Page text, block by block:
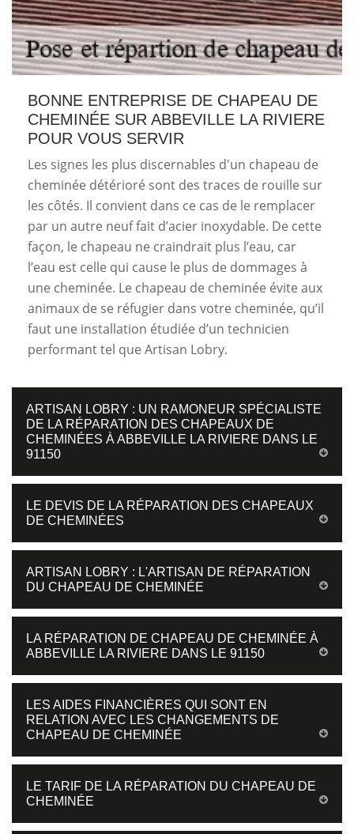
BONNE ENTREPRISE DE CHAPEAU DE
CHEMINÉE SUR ABBEVILLE LA RIVIERE
POUR VOUS SERVIR
Les signes les plus discernables d'un chapeau de
cheminée détérioré sont des traces de rouille sur
les côtés. Il convient dans ce cas de le remplacer
par un autre neuf fait d’acier inoxydable. De cette
façon, le chapeau ne craindrait plus l’eau, car
l’eau est celle qui cause le plus de dommages à
une cheminée. Le chapeau de cheminée évite aux
animaux de se réfugier dans votre cheminée, qu’il
faut une installation étudiée d’un technicien
performant tel que Artisan Lobry.
ARTISAN LOBRY : UN RAMONEUR SPÉCIALISTE
DE LA RÉPARATION DES CHAPEAUX DE
CHEMINÉES À ABBEVILLE LA RIVIERE DANS LE
91150
LE DEVIS DE LA RÉPARATION DES CHAPEAUX
DE CHEMINÉES
ARTISAN LOBRY : L'ARTISAN DE RÉPARATION
DU CHAPEAU DE CHEMINÉE
LA RÉPARATION DE CHAPEAU DE CHEMINÉE À
ABBEVILLE LA RIVIERE DANS LE 91150
LES AIDES FINANCIÈRES QUI SONT EN
RELATION AVEC LES CHANGEMENTS DE
CHAPEAU DE CHEMINÉE
LE TARIF DE LA RÉPARATION DU CHAPEAU DE
CHEMINÉE